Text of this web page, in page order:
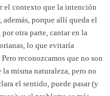
el contexto que la intención
además, porque allí queda el
otra parte, cantar en la
lo que evitaría
reconozcamos que no son
misma naturaleza, pero no
el sentido, puede pasar (y